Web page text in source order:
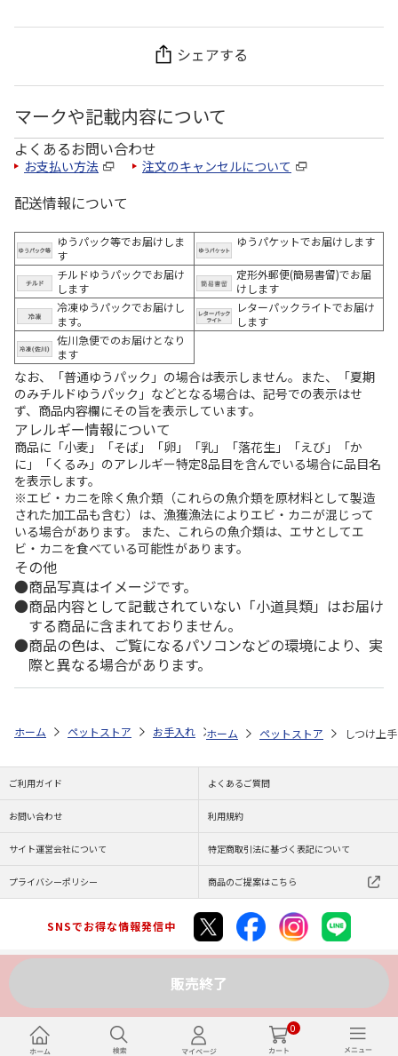
0
シェアする
マークや記載内容について
よくあるお問い合わせ
お支払い方法 注文のキャンセルについて
配送情報について
ゆうパック等でお届けしま
す
ゆうパケットでお届けします
チルドゆうパックでお届け
します
定形外郵便(簡易書留)でお届
けします
冷凍ゆうパックでお届けし
ます。
レターパックライトでお届け
します
佐川急便でのお届けとなり
ます
なお、「普通ゆうパック」の場合は表示しません。また、「夏期
のみチルドゆうパック」などとなる場合は、記号での表示はせ
ず、商品内容欄にその旨を表示しています。
アレルギー情報について
商品に「小麦」「そば」「卵」「乳」「落花生」「えび」「か
に」「くるみ」のアレルギー特定8品目を含んでいる場合に品目名
を表示します。
※エビ・カニを除く魚介類（これらの魚介類を原材料として製造
された加工品も含む）は、漁獲漁法によりエビ・カニが混じって
いる場合があります。 また、これらの魚介類は、エサとしてエ
ビ・カニを食べている可能性があります。
その他
商品写真はイメージです。
商品内容として記載されていない「小道具類」はお届け
する商品に含まれておりません。
商品の色は、ご覧になるパソコンなどの環境により、実
際と異なる場合があります。
販売終了
ホーム ペットストア お手入れ しつけ用品（猫用） しつけ上手
ホーム ペットストア しつけ上
ご利用ガイド よくあるご質問
お問い合わせ 利用規約
サイト運営会社について 特定商取引法に基づく表記について
プライバシーポリシー 商品のご提案はこちら
SNSでお得な情報発信中